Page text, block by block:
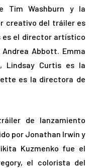
Tim Washburn y la
creativo del tráiler es
es el director artístico
Abbott. Emma
Lindsay Curtis es la
es la directora de
de lanzamiento
por Jonathan Irwin y
Kuzmenko fue el
el colorista del